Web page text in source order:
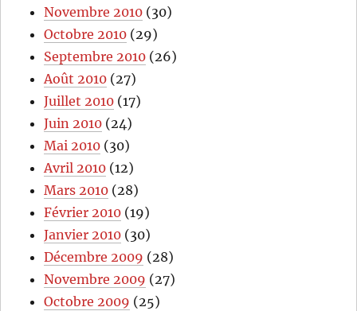
Novembre 2010 (30)
Octobre 2010 (29)
Septembre 2010 (26)
Août 2010 (27)
Juillet 2010 (17)
Juin 2010 (24)
Mai 2010 (30)
Avril 2010 (12)
Mars 2010 (28)
Février 2010 (19)
Janvier 2010 (30)
Décembre 2009 (28)
Novembre 2009 (27)
Octobre 2009 (25)